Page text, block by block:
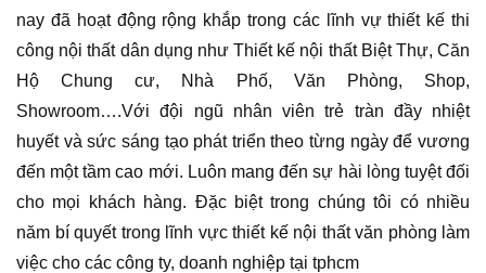
nay đã hoạt động rộng khắp trong các lĩnh vự thiết kế thi
công nội thất dân dụng như Thiết kế nội thất Biệt Thự, Căn
Hộ Chung cư, Nhà Phố, Văn Phòng, Shop,
Showroom….Với đội ngũ nhân viên trẻ tràn đầy nhiệt
huyết và sức sáng tạo phát triển theo từng ngày để vương
đến một tầm cao mới. Luôn mang đến sự hài lòng tuyệt đối
cho mọi khách hàng. Đặc biệt trong chúng tôi có nhiều
năm bí quyết trong lĩnh vực thiết kế nội thất văn phòng làm
việc cho các công ty, doanh nghiệp tại tphcm